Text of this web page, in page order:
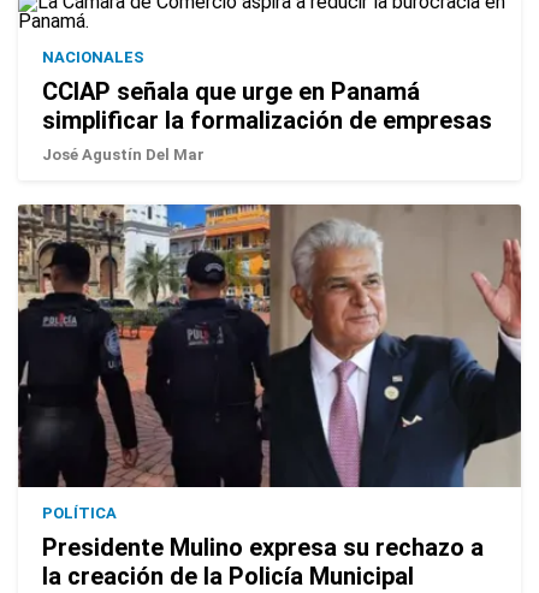
NACIONALES
CCIAP señala que urge en Panamá
simplificar la formalización de empresas
José Agustín Del Mar
POLÍTICA
Presidente Mulino expresa su rechazo a
la creación de la Policía Municipal